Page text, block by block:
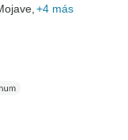
+4 más